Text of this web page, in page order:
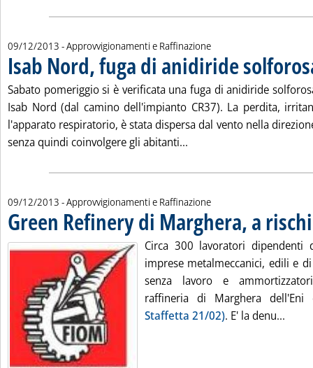
09/12/2013 - Approvvigionamenti e Raffinazione
Isab Nord, fuga di anidiride
Sabato pomeriggio si è verificata una fuga di anidiride
Isab Nord (dal camino dell'impianto CR37). La perdita,
l'apparato respiratorio, è stata dispersa dal vento nella
senza quindi coinvolgere gli abitanti...
09/12/2013 - Approvvigionamenti e Raffinazione
Green Refinery di Marghera, a
Circa 300 lavoratori dipendenti
imprese metalmeccanici, edili e
senza lavoro e
raffineria di Marghera dell'Eni
Staffetta 21/02). E' la denu...